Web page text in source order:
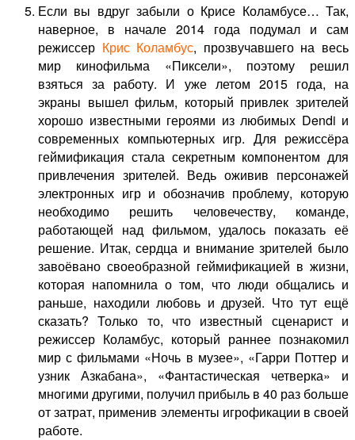
Если вы вдруг забыли о Крисе Коламбусе… Так,
наверное, в начале 2014 года подумал и сам
режиссер Крис Коламбус, прозвучавшего на весь
мир кинофильма «Пиксели», поэтому решил
взяться за работу. И уже летом 2015 года, на
экраны вышел фильм, который привлек зрителей
хорошо известными героями из любимых Dendi и
современных компьютерных игр. Для режиссёра
геймификация стала секретным компонентом для
привлечения зрителей. Ведь оживив персонажей
электронных игр и обозначив проблему, которую
необходимо решить человечеству, команде,
работающей над фильмом, удалось показать её
решение. Итак, сердца и внимание зрителей было
завоёвано своеобразной геймификацией в жизни,
которая напомнила о том, что люди общались и
раньше, находили любовь и друзей. Что тут ещё
сказать? Только то, что известный сценарист и
режиссер Коламбус, который раннее познакомил
мир с фильмами «Ночь в музее», «Гарри Поттер и
узник Азкабана», «Фантастическая четверка» и
многими другими, получил прибыль в 40 раз больше
от затрат, применив элементы игрофикации в своей
работе.